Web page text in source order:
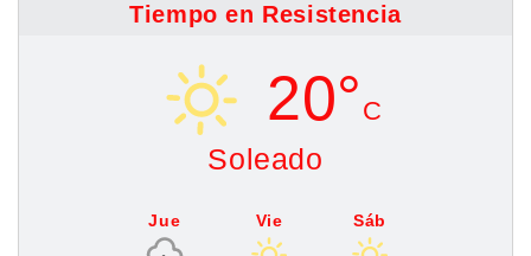
Tiempo en Resistencia
20° C
Soleado
Jue Vie Sáb